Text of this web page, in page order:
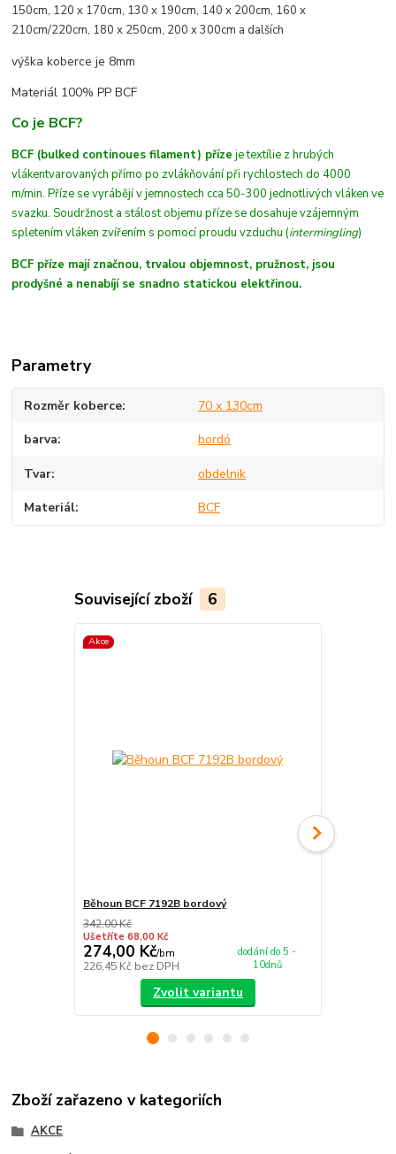
150cm, 120 x 170cm, 130 x 190cm, 140 x 200cm, 160 x
210cm/220cm, 180 x 250cm, 200 x 300cm a dalších
výška koberce je 8mm
Materiál 100% PP BCF
Co je BCF?
BCF (bulked continoues filament) příze je textílie z hrubých
vlákentvarovanýchpřímo po zvlákňování při rychlostech do 4000
m/min. Příze se vyrábějí v jemnostech cca 50-300 jednotlivých vláken ve
svazku. Soudržnost a stálost objemu příze se dosahuje vzájemným
spletením vláken zvířením s pomocí proudu vzduchu (intermingling)
BCF příze mají značnou, trvalou objemnost, pružnost, jsou
prodyšné a nenabíjí se snadno statickou elektřinou.
Parametry
Rozměr koberce 70 x 130cm
barva bordó
Tvar obdelnik
Materiál BCF
Související zboží 6
Akce
Běhoun BCF 7192B bordový
342,00 Kč
Ušetříte 68,00 Kč
274,00 Kč/bm
226,45 Kč bez DPH
dodání do 5 -
10dnů
Zvolit variantu
Zboží zařazeno v kategoriích
AKCE